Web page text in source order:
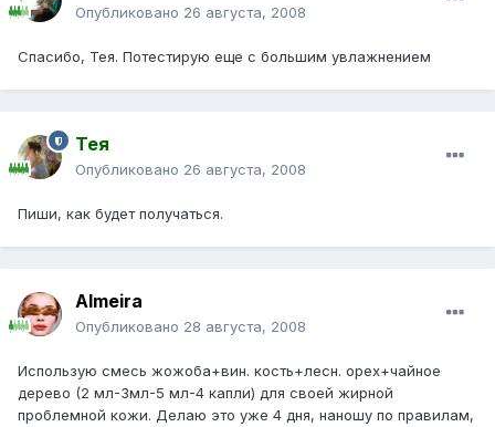
Опубликовано 26 августа, 2008
Спасибо, Тея. Потестирую еще с большим увлажнением
Тея
Опубликовано 26 августа, 2008
Пиши, как будет получаться.
Almeira
Опубликовано 28 августа, 2008
Использую смесь жожоба+вин. кость+лесн. орех+чайное
дерево (2 мл-3мл-5 мл-4 капли) для своей жирной
проблемной кожи. Делаю это уже 4 дня, наношу по правилам,